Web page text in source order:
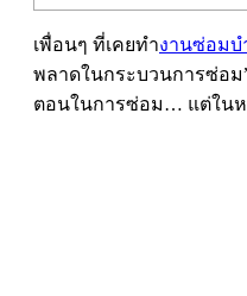
เพื่อนๆ ที่เคยทำงานซ่อมบ
พลาดในกระบวนการซ่อ
ตอนในการซ่อม… แต่ในห